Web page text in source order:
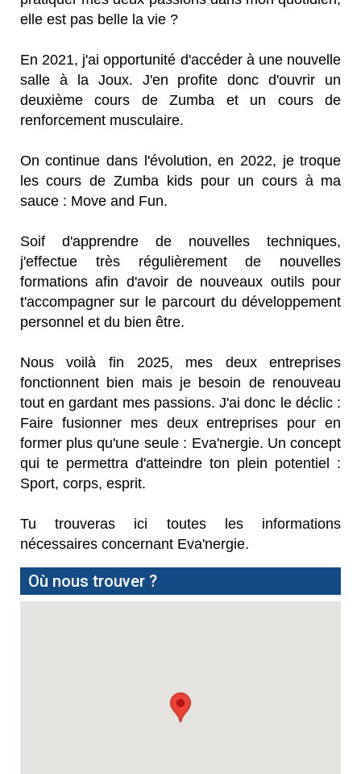
elle est pas belle la vie ?
En 2021, j'ai opportunité d'accéder à une nouvelle
salle à la Joux. J'en profite donc d'ouvrir un
deuxième cours de Zumba et un cours de
renforcement musculaire.
On continue dans l'évolution, en 2022, je troque
les cours de Zumba kids pour un cours à ma
sauce : Move and Fun.
Soif d'apprendre de nouvelles techniques,
j'effectue très régulièrement de nouvelles
formations afin d'avoir de nouveaux outils pour
t'accompagner sur le parcourt du développement
personnel et du bien être.
Nous voilà fin 2025, mes deux entreprises
fonctionnent bien mais je besoin de renouveau
tout en gardant mes passions. J'ai donc le déclic :
Faire fusionner mes deux entreprises pour en
former plus qu'une seule : Eva'nergie. Un concept
qui te permettra d'atteindre ton plein potentiel :
Sport, corps, esprit.
Tu trouveras ici toutes les informations
nécessaires concernant Eva'nergie.
Où nous trouver ?